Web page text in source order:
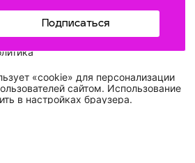
Подписаться
коррупции: idel-kazan@mail.ru
«cookie» для персонализации
сайтом. Использование
в настройках браузера.